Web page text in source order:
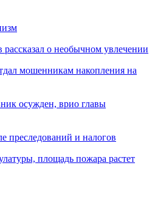
о необычном увлечении
мошенникам накопления на
осужден, врио главы
преследований и налогов
площадь пожара растет